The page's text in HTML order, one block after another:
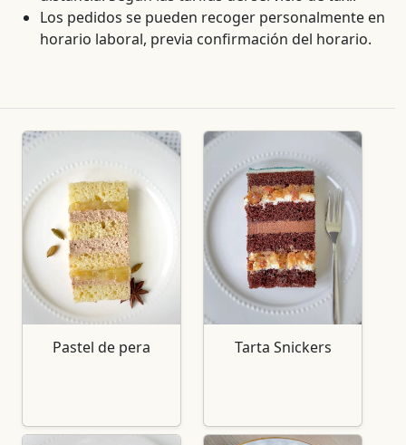
Los pedidos se pueden recoger personalmente en
horario laboral, previa confirmación del horario.
Pastel de pera Tarta Snickers